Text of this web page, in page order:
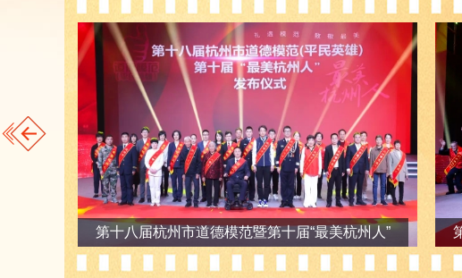
第十八届杭州市道德模范暨第十届“最美杭州人”